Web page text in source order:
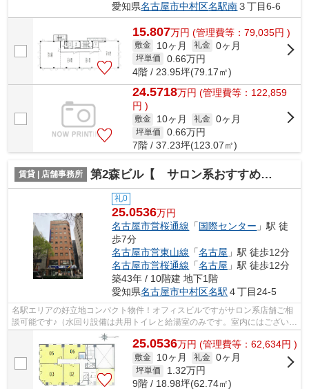
愛知県名古屋市中村区名駅南３丁目6-6
15.807万円 (管理費等：79,035円 )
敷金 10ヶ月 礼金 0ヶ月
坪単価 0.66万円
4階 / 23.95坪(79.17㎡)
24.5718万円 (管理費等：122,859
円 )
敷金 10ヶ月 礼金 0ヶ月
坪単価 0.66万円
7階 / 37.23坪(123.07㎡)
賃貸 | 店舗事務所 第2森ビル【 サロン系おすすめ 】
礼0
25.0536万円
名古屋市営桜通線 「国際センター 」駅 徒
歩7分
名古屋市営東山線 「名古屋 」駅 徒歩12分
名古屋市営桜通線 「名古屋 」駅 徒歩12分
築43年 / 10階建 地下1階
愛知県名古屋市中村区名駅 ４丁目24-5
名駅エリアの好立地コンパクト物件！オフィスビルですがサロン系店舗ご相
談可能です♪（水回り設備は共用トイレと給湯室のみです。室内にはございま
25.0536万円 (管理費等：62,634円 )
敷金 10ヶ月 礼金 0ヶ月
坪単価 1.32万円
9階 / 18.98坪(62.74㎡)